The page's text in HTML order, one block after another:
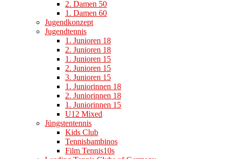
2. Damen 50
1. Damen 60
Jugendkonzept
Jugendtennis
1. Junioren 18
2. Junioren 18
1. Junioren 15
2. Junioren 15
3. Junioren 15
1. Juniorinnen 18
2. Juniorinnen 18
1. Juniorinnen 15
U12 Mixed
Jüngstentennis
Kids Club
Tennisbambinos
Film Tennis10s